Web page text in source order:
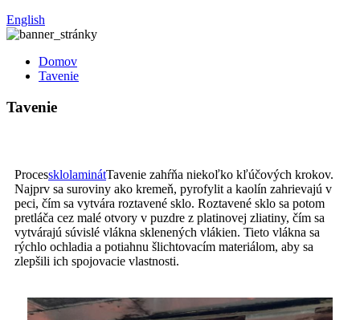
English
Domov
Tavenie
Tavenie
ProcessklolaminátTavenie zahŕňa niekoľko kľúčových krokov.
Najprv sa suroviny ako kremeň, pyrofylit a kaolín zahrievajú v
peci, čím sa vytvára roztavené sklo. Roztavené sklo sa potom
pretláča cez malé otvory v puzdre z platinovej zliatiny, čím sa
vytvárajú súvislé vlákna sklenených vlákien. Tieto vlákna sa
rýchlo ochladia a potiahnu šlichtovacím materiálom, aby sa
zlepšili ich spojovacie vlastnosti.